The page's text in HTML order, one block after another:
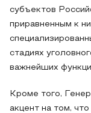
субъектов
приравненным к
стадиях
важнейших
Кроме того,
акцент на том,